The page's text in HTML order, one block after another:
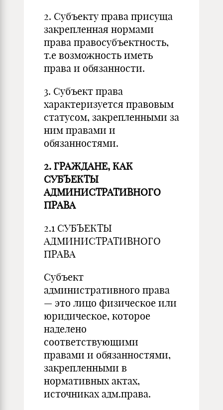
2. Субъекту права присуща
закрепленная нормами
права правосубъектность,
т.е возможность иметь
права и обязанности.
3. Субъект права
характеризуется правовым
статусом, закрепленными за
ним правами и
обязанностями.
2. ГРАЖДАНЕ, КАК
СУБЪЕКТЫ
АДМИНИСТРАТИВНОГО
ПРАВА
2.1 СУБЪЕКТЫ
АДМИНИСТРАТИВНОГО
ПРАВА
Субъект
административного права
— это лицо физическое или
юридическое, которое
наделено
соответствующими
правами и обязанностями,
закрепленными в
нормативных актах,
источниках адм.права.